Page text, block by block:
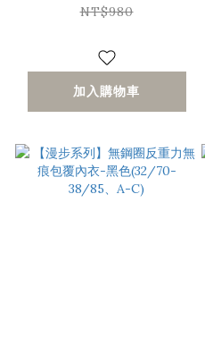
A-C)〔Olivia x 艾琳
NT$980
加入購物車